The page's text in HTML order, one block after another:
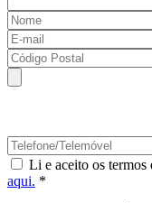
Li e aceito os termos
aqui. *